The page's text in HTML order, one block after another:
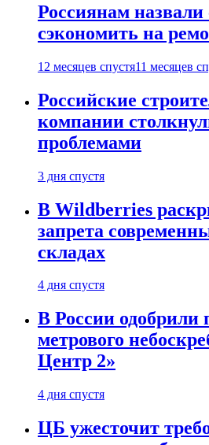
Россиянам назвали
сэкономить на
12 месяцев спустя11 месяцев
Российские
компании
проблемами
3 дня спустя
В Wildberries
запрета
складах
4 дня спустя
В России одобрили
метрового
Центр 2»
4 дня спустя
ЦБ ужесточит